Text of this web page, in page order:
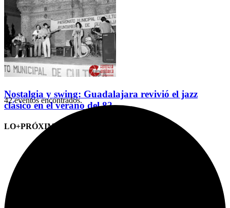
Nostalgia y swing: Guadalajara revivió el jazz
clásico en el verano del 82
LO+PRÓXIMO (CITAS)
42 eventos encontrados.